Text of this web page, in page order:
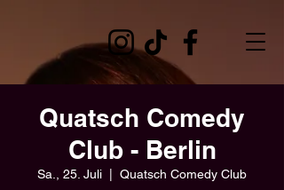
Quatsch Comedy
Club - Berlin
Sa., 25. Juli Quatsch Comedy Club